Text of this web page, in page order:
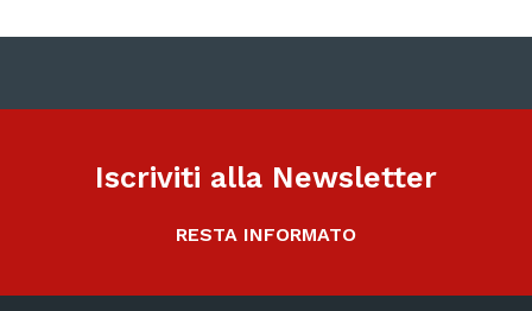
Iscriviti alla Newsletter
RESTA INFORMATO